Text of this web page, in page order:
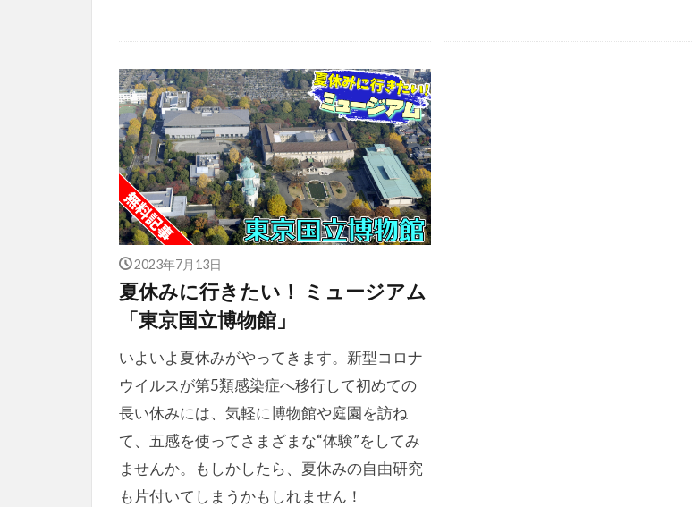
2023年7月13日
夏休みに行きたい！ ミュージアム
「東京国立博物館」
いよいよ夏休みがやってきます。新型コロナ
ウイルスが第5類感染症へ移行して初めての
長い休みには、気軽に博物館や庭園を訪ね
て、五感を使ってさまざまな“体験”をしてみ
ませんか。もしかしたら、夏休みの自由研究
も片付いてしまうかもしれません！